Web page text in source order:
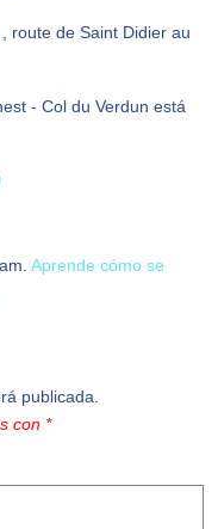
route de Saint Didier au
- Col du Verdun está
publicada.
con *
Aprende cómo se